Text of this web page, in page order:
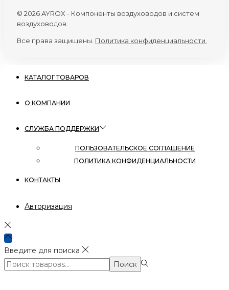
© 2026 AYROX - Компоненты воздуховодов и систем
воздуховодов.
Все права защищены. Политика конфиденциальности.
КАТАЛОГ ТОВАРОВ
О КОМПАНИИ
СЛУЖБА ПОДДЕРЖКИ
ПОЛЬЗОВАТЕЛЬСКОЕ СОГЛАШЕНИЕ
ПОЛИТИКА КОНФИДЕНЦИАЛЬНОСТИ
КОНТАКТЫ
Авторизация
Введите для поиска
Поиск:>
Поиск